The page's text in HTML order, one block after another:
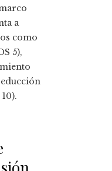
a
como
5),